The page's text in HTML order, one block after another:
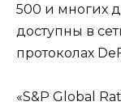
500 и многих
доступны в
протоколах
«S&P Global